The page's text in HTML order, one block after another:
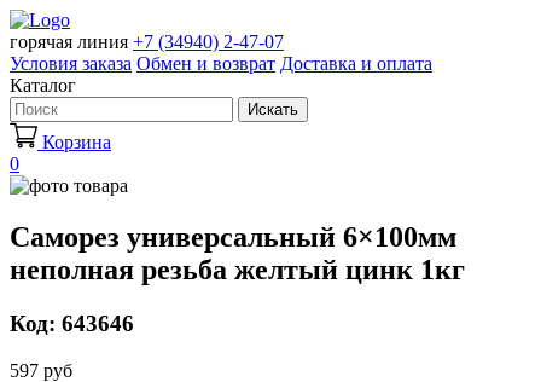
горячая линия +7 (34940) 2-47-07
Условия заказа Обмен и возврат Доставка и оплата
Каталог
Искать
Корзина
0
Саморез универсальный 6×100мм
неполная резьба желтый цинк 1кг
Код: 643646
597 руб